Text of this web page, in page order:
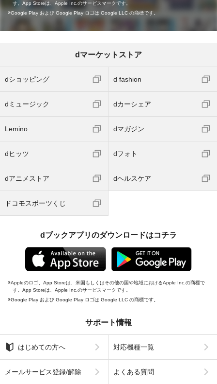
す。App Storeは、Apple Inc.のサービスマークです。
Google Play および Google Play ロゴは Google LLC の商標です。
dマーケットストア
dショッピング d fashion
dミュージック dカーシェア
Lemino dマガジン
dヒッツ dフォト
dアニメストア dヘルスケア
ドコモスポーツくじ
dブックアプリのダウンロードはコチラ
Appleのロゴ、App Storeは、米国もしくはその他の国や地域におけるApple Inc.の商標で
す。App Storeは、Apple Inc.のサービスマークです。
Google Play および Google Play ロゴは Google LLC の商標です。
サポート情報
はじめての方へ 対応機種一覧
メールサービス登録/解除 よくある質問